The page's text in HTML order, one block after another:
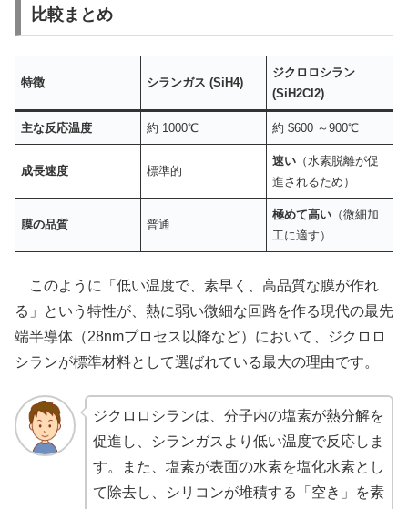
比較まとめ
特徴 シランガス (SiH4​)
ジクロロシラン
(SiH2​Cl2​)
主な反応温度 約 1000℃ 約 $600 ～900℃
成長速度 標準的
速い （水素脱離が促
進されるため）
膜の品質 普通
極めて高い （微細加
工に適す）
このように「低い温度で、素早く、高品質な膜が作れ
る」という特性が、熱に弱い微細な回路を作る現代の最先
端半導体（28nmプロセス以降など）において、ジクロロ
シランが標準材料として選ばれている最大の理由です。
ジクロロシランは、分子内の塩素が熱分解を
促進し、シランガスより低い温度で反応しま
す。また、塩素が表面の水素を塩化水素とし
て除去し、シリコンが堆積する「空き」を素